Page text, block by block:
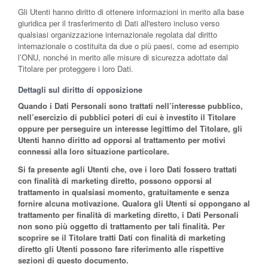
Gli Utenti hanno diritto di ottenere informazioni in merito alla base
giuridica per il trasferimento di Dati all'estero incluso verso
qualsiasi organizzazione internazionale regolata dal diritto
internazionale o costituita da due o più paesi, come ad esempio
l’ONU, nonché in merito alle misure di sicurezza adottate dal
Titolare per proteggere i loro Dati.
Dettagli sul diritto di opposizione
Quando i Dati Personali sono trattati nell’interesse pubblico,
nell’esercizio di pubblici poteri di cui è investito il Titolare
oppure per perseguire un interesse legittimo del Titolare, gli
Utenti hanno diritto ad opporsi al trattamento per motivi
connessi alla loro situazione particolare.
Si fa presente agli Utenti che, ove i loro Dati fossero trattati
con finalità di marketing diretto, possono opporsi al
trattamento in qualsiasi momento, gratuitamente e senza
fornire alcuna motivazione. Qualora gli Utenti si oppongano al
trattamento per finalità di marketing diretto, i Dati Personali
non sono più oggetto di trattamento per tali finalità. Per
scoprire se il Titolare tratti Dati con finalità di marketing
diretto gli Utenti possono fare riferimento alle rispettive
sezioni di questo documento.